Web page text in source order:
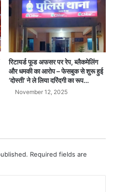
रिटायर्ड फूड अफसर पर रेप, ब्लैकमेलिंग
और धमकी का आरोप – फेसबुक से शुरू हुई
‘दोस्ती’ ने ले लिया दरिंदगी का रूप…
November 12, 2025
Required fields are